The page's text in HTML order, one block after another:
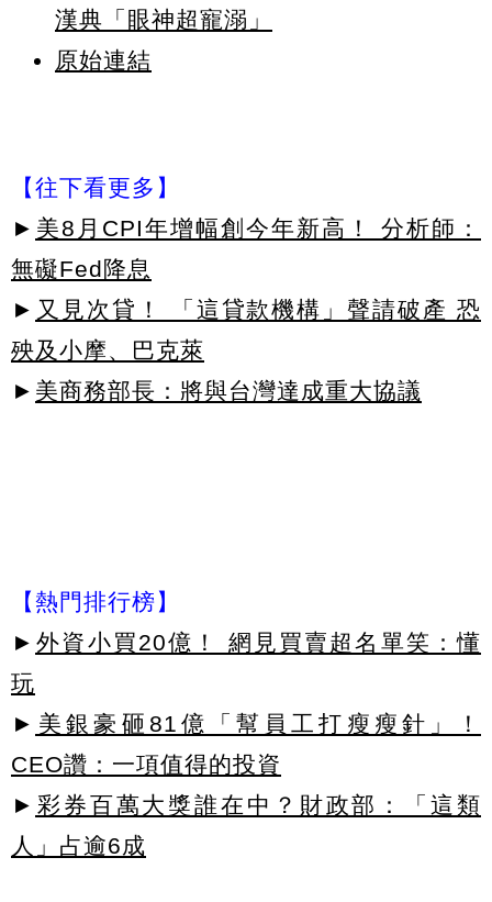
漢典「眼神超寵溺」
原始連結
【往下看更多】
► 美8月CPI年增幅創今年新高！ 分析師：
無礙Fed降息
► 又見次貸！ 「這貸款機構」聲請破產 恐
殃及小摩、巴克萊
► 美商務部長：將與台灣達成重大協議
【熱門排行榜】
► 外資小買20億！ 網見買賣超名單笑：懂
玩
► 美銀豪砸81億「幫員工打瘦瘦針」！
CEO讚：一項值得的投資
► 彩券百萬大獎誰在中？財政部：「這類
人」占逾6成